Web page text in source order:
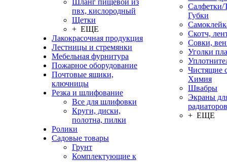
Шланг пищевой из
пвх, кислородный
Щетки
+ ЕЩЕ
Лакокрасочная продукция
Лестницы и стремянки
Мебельная фурнитура
Пожарное оборудование
Почтовые ящики,
ключницы
Резка и шлифование
Все для шлифовки
Круги, диски,
полотна, пилки
Ролики
Садовые товары
Грунт
Комплектующие к
Салфетки/
Губки
Скотч,
Совки,
Уголки
Чистящие
Химия
Швабры
Экраны
радиаторов
+ ЕЩЕ